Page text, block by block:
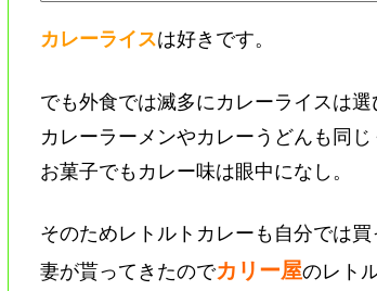
カレーライスは好きです。
でも外食では滅多にカレーライスは選
カレーラーメンやカレーうどんも同じ
お菓子でもカレー味は眼中になし。
そのためレトルトカレーも自分では買
妻が貰ってきたのでカリー屋のレト